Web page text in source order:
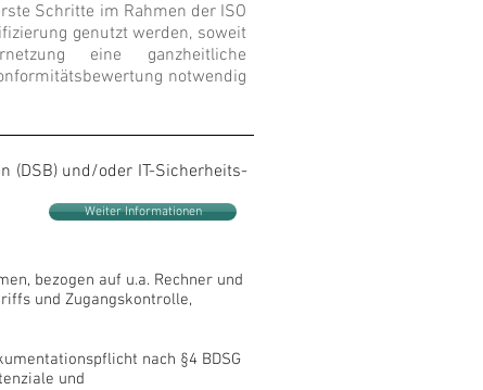
Schritte im Rahmen der ISO
genutzt werden, soweit
eine ganzheitliche
notwendig
(DSB) und/oder IT-Sicherheits-
bezogen auf u.a. Rechner und
und Zugangskontrolle,
nach §4 BDSG
und
Weiter Informationen